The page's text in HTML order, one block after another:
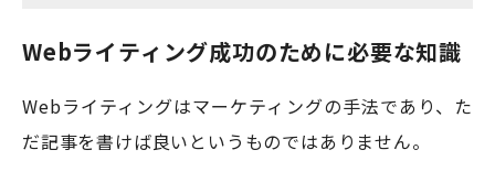
Webライティング成功のために必要な知識
Webライティングはマーケティングの手法であり、た
だ記事を書けば良いというものではありません。